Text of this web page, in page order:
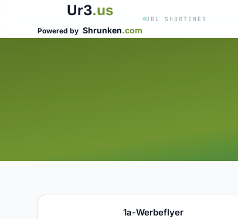
Ur3.us
Powered by Shrunken.com
URL SHORTENER
1a-Werbeflyer